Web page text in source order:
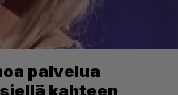
palvelua
kahteen